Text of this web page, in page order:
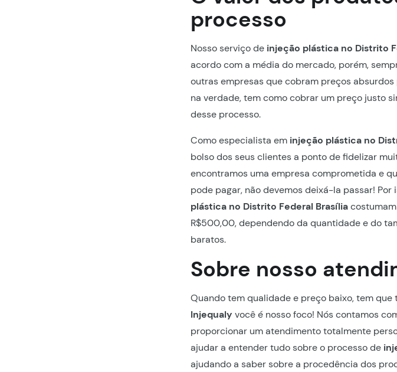
processo
Nosso serviço de injeção plástica no Distrito
acordo com a média do mercado, porém,
outras empresas que cobram preços
na verdade, tem como cobrar um preço justo
desse processo.
Como especialista em injeção plástica no
bolso dos seus clientes a ponto de fidelizar
encontramos uma empresa comprometida e
pode pagar, não devemos deixá-la passar! Por
plástica no Distrito Federal Brasília
R$500,00, dependendo da quantidade e do
baratos.
Sobre nosso
Quando tem qualidade e preço baixo, tem
Injequaly você é nosso foco! Nós contamos
proporcionar um atendimento totalmente
ajudar a entender tudo sobre o processo de
ajudando a saber sobre a procedência dos